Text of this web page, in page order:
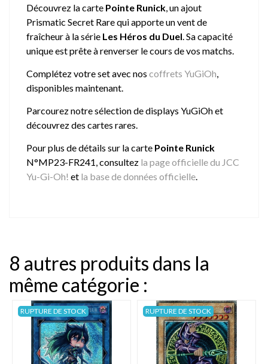
Découvrez la carte Pointe Runick, un ajout
Prismatic Secret Rare qui apporte un vent de
fraîcheur à la série Les Héros du Duel. Sa capacité
unique est prête à renverser le cours de vos matchs.
Complétez votre set avec nos coffrets YuGiOh,
disponibles maintenant.
Parcourez notre sélection dedisplays YuGiOhet
découvrez des cartes rares.
Pour plus de détails sur la carte Pointe Runick
N°MP23-FR241, consultez la page officielle du JCC
Yu-Gi-Oh! et la base de données officielle.
8 autres produits dans la
même catégorie :
RUPTURE DE STOCK RUPTURE DE STOCK